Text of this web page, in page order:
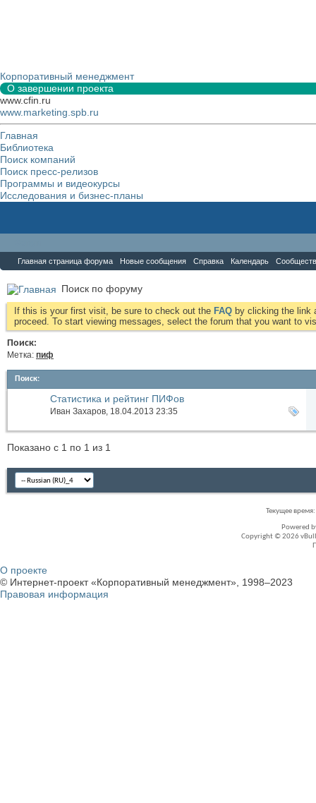
Корпоративный менеджмент
О завершении проекта
www.cfin.ru
www.marketing.spb.ru
Главная
Библиотека
Поиск компаний
Поиск пресс-релизов
Программы и видеокурсы
Исследования и бизнес-планы
Главная страница форума Новые сообщения Справка Календарь
Поиск по форуму
If this is your first visit, be sure to check out the FAQ by clicking the link
proceed. To start viewing messages, select the forum that you want to
Поиск:
Метка: пиф
Поиск:
Статистика и рейтинг ПИФов
Иван Захаров, 18.04.2013 23:35
Показано с 1 по 1 из 1
Текущее время:
Powered
Copyright © 2026
О проекте
© Интернет-проект «Корпоративный менеджмент», 1998–2023
Правовая информация